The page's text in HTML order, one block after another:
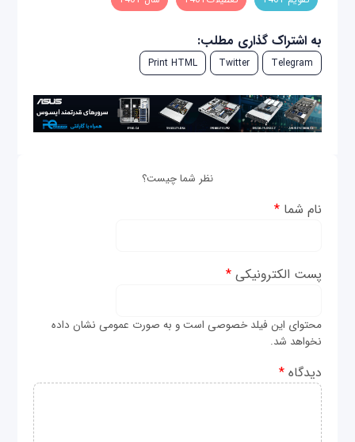
به اشتراک گذاری مطلب:
Telegram
Twitter
Print HTML
نظر شما چیست؟
نام شما*
پست الکترونیکی*
محتوای این فیلد خصوصی است و به صورت عمومی نشان داده
نخواهد شد.
دیدگاه*